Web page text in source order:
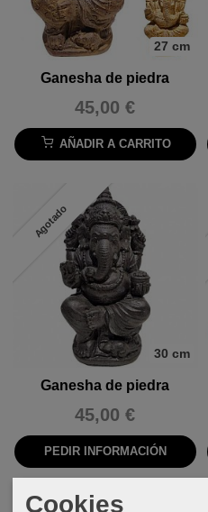
27 cm
Ganesha de piedra
45,00 €
AÑADIR A CARRITO
Agotado
30 cm
Ganesha de piedra
45,00 €
PEDIR INFORMACIÓN
Cookies